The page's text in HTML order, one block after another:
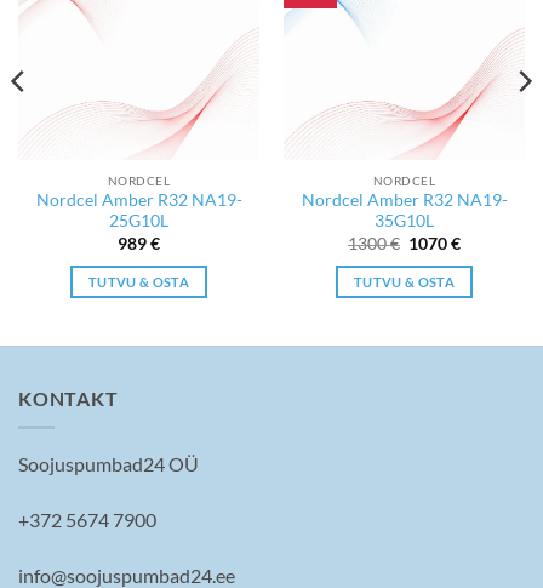
NORDCEL
Nordcel Amber R32 NA19-
25G10L
989€
TUTVU & OSTA
NORDCEL
Nordcel Amber R32 NA19-
35G10L
1300€ Algne
oli:
1300 €.
1070€Current
is:
TUTVU & OSTA
KONTAKT
Soojuspumbad24 OÜ
+372 5674 7900
info@soojuspumbad24.ee